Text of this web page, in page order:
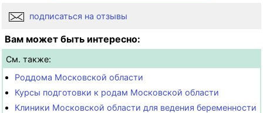
подписаться на отзывы
Вам может быть интересно:
См. также:
Роддома Московской области
Курсы подготовки к родам Московской области
Клиники Московской области для ведения беременности